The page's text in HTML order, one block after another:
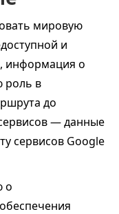
мировую
и
информация о
роль в
до
— данные
сервисов Google
о